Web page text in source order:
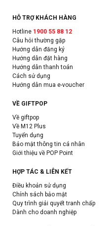
HỖ TRỢ KHÁCH HÀNG
Hotline 1900 55 88 12
Câu hỏi thường gặp
Hướng dẫn đăng ký
Hướng dẫn đặt hàng
Hướng dẫn thanh toán
Cách sử dụng
Hướng dẫn mua e-voucher
VỀ GIFTPOP
Về giftpop
Về M12 Plus
Tuyển dụng
Bảo mật thông tin cá nhân
Giới thiệu về POP Point
HỢP TÁC & LIÊN KẾT
Điều khoản sử dụng
Chính sách bảo mật
Quy trình giải quyết tranh chấp
Dành cho doanh nghiệp